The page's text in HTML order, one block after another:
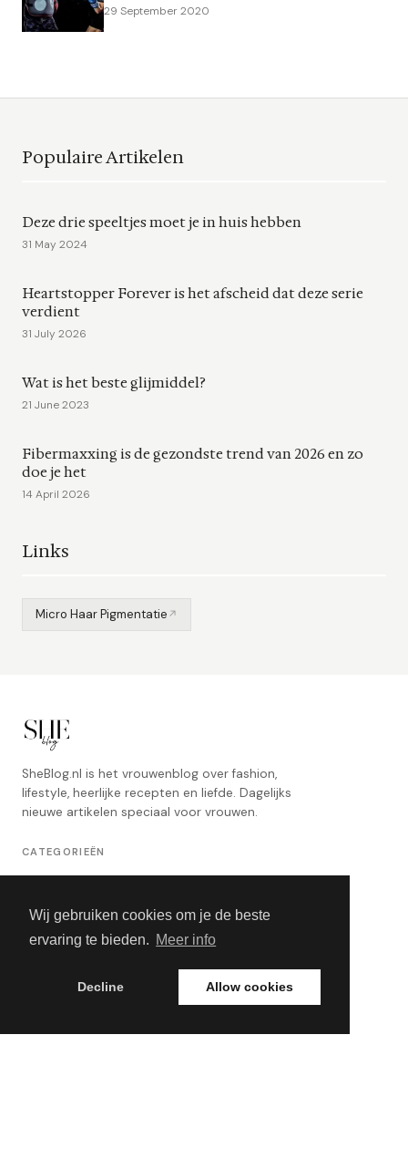
Wij gebruiken cookies om je de beste
ervaring te bieden. Meer info
Decline Allow cookies
29 September 2020
Populaire Artikelen
Deze drie speeltjes moet je in huis hebben
31 May 2024
Heartstopper Forever is het afscheid dat deze serie
verdient
31 July 2026
Wat is het beste glijmiddel?
21 June 2023
Fibermaxxing is de gezondste trend van 2026 en zo
doe je het
14 April 2026
Links
Micro Haar Pigmentatie
SheBlog.nl is het vrouwenblog over fashion,
lifestyle, heerlijke recepten en liefde. Dagelijks
nieuwe artikelen speciaal voor vrouwen.
CATEGORIEËN
Entertainment
Fashion